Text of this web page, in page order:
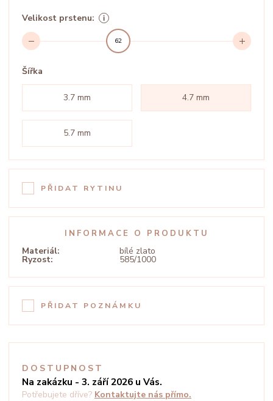
Velikost prstenu:
62
Šířka
3.7 mm 4.7 mm
5.7 mm
PŘIDAT RYTINU
INFORMACE O PRODUKTU
Materiál: bílé zlato
Ryzost: 585/1000
PŘIDAT POZNÁMKU
DOSTUPNOST
Na zakázku - 3. září 2026 u Vás.
Potřebujete dříve? Kontaktujte nás přímo.